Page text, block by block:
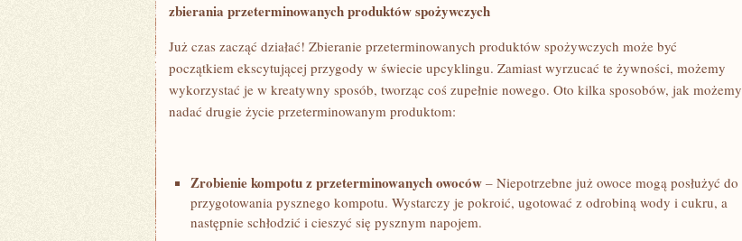
zbierania przeterminowanych produktów spożywczych
Już czas zacząć działać! Zbieranie przeterminowanych‌ produktów⁢ spożywczych może być
początkiem ekscytującej przygody⁤ w ⁤świecie upcyklingu. Zamiast wyrzucać te żywności, możemy
wykorzystać ​je w kreatywny ⁣sposób, ⁢tworząc coś zupełnie⁢ nowego. Oto kilka ⁤sposobów, jak możemy
‍nadać ⁢drugie ‍życie przeterminowanym produktom:
Zrobienie kompotu z​ przeterminowanych owoców – ‍Niepotrzebne ⁤już owoce mogą posłużyć do
przygotowania ​pysznego kompotu. Wystarczy je pokroić, ​ugotować z odrobiną wody i⁣ cukru, a
następnie ‍schłodzić i cieszyć się pysznym napojem.